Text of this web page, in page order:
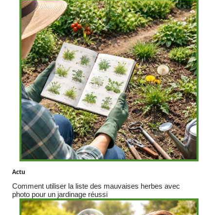
Actu
Comment utiliser la liste des mauvaises herbes avec
photo pour un jardinage réussi